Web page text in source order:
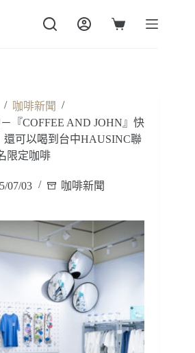
購
/ 咖啡新聞 /
『COFFEE AND JOHN』快
還可以喝到台中HAUSINC聯
限定咖啡
07/03 咖啡新聞